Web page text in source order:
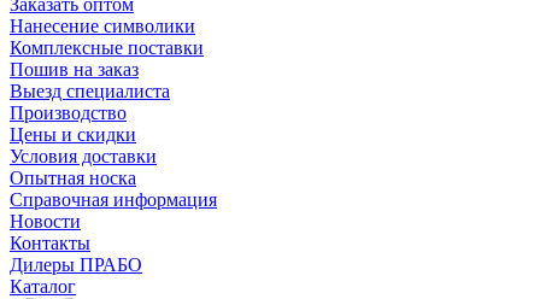
Заказать оптом
Нанесение символики
Комплексные поставки
Пошив на заказ
Выезд специалиста
Производство
Цены и скидки
Условия доставки
Опытная носка
Справочная информация
Новости
Контакты
Дилеры ПРАБО
Каталог